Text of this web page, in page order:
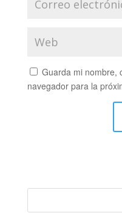
Guarda mi nombre,
navegador para la